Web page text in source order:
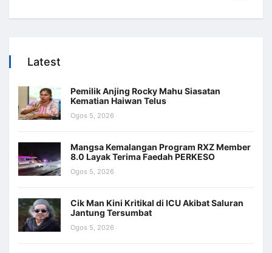
Latest
Pemilik Anjing Rocky Mahu Siasatan
Kematian Haiwan Telus
Ogos 5, 2026
Mangsa Kemalangan Program RXZ Member
8.0 Layak Terima Faedah PERKESO
Ogos 5, 2026
Cik Man Kini Kritikal di ICU Akibat Saluran
Jantung Tersumbat
Ogos 5, 2026